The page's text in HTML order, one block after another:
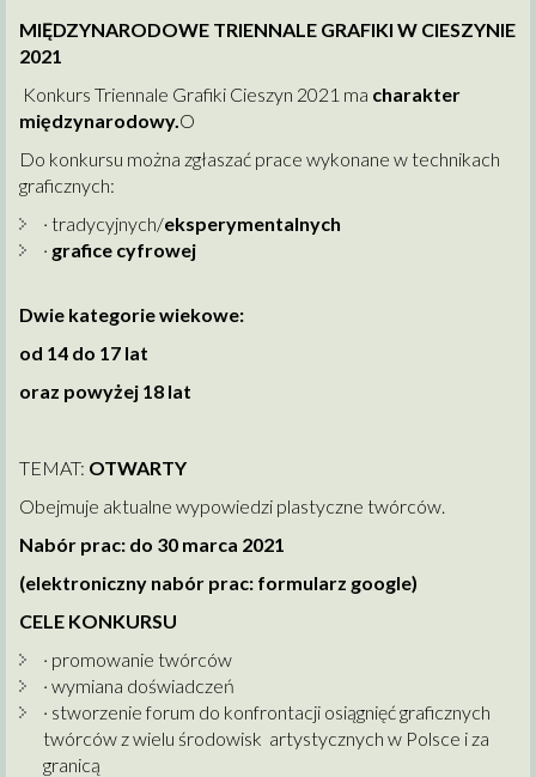
MIĘDZYNARODOWE TRIENNALE GRAFIKI W CIESZYNIE
2021
Konkurs Triennale Grafiki Cieszyn 2021 ma charakter
międzynarodowy.O
Do konkursu można zgłaszać prace wykonane w technikach
graficznych:
· tradycyjnych/eksperymentalnych
· grafice cyfrowej
Dwie kategorie wiekowe:
od 14 do 17 lat
oraz powyżej 18 lat
TEMAT: OTWARTY
Obejmuje aktualne wypowiedzi plastyczne twórców.
Nabór prac: do 30 marca 2021
(elektroniczny nabór prac: formularz google)
CELE KONKURSU
· promowanie twórców
· wymiana doświadczeń
· stworzenie forum do konfrontacji osiągnięć graficznych
twórców z wielu środowisk artystycznych w Polsce i za
granicą